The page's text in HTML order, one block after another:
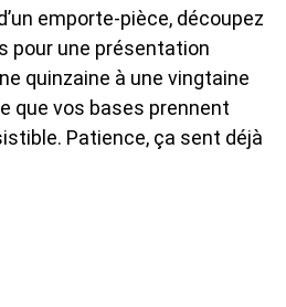
emporte-pièce, découpez
pour une présentation
quinzaine à une vingtaine
que vos bases prennent
Patience, ça sent déjà